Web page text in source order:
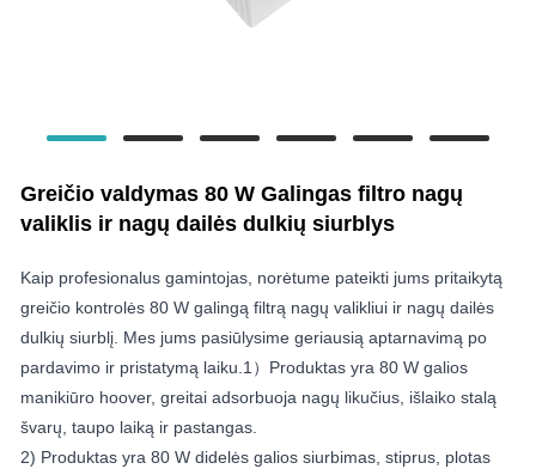
Greičio valdymas 80 W Galingas filtro nagų
valiklis ir nagų dailės dulkių siurblys
Kaip profesionalus gamintojas, norėtume pateikti jums pritaikytą
greičio kontrolės 80 W galingą filtrą nagų valikliui ir nagų dailės
dulkių siurblį. Mes jums pasiūlysime geriausią aptarnavimą po
pardavimo ir pristatymą laiku.1）Produktas yra 80 W galios
manikiūro hoover, greitai adsorbuoja nagų likučius, išlaiko stalą
švarų, taupo laiką ir pastangas.
2) Produktas yra 80 W didelės galios siurbimas, stiprus, plotas